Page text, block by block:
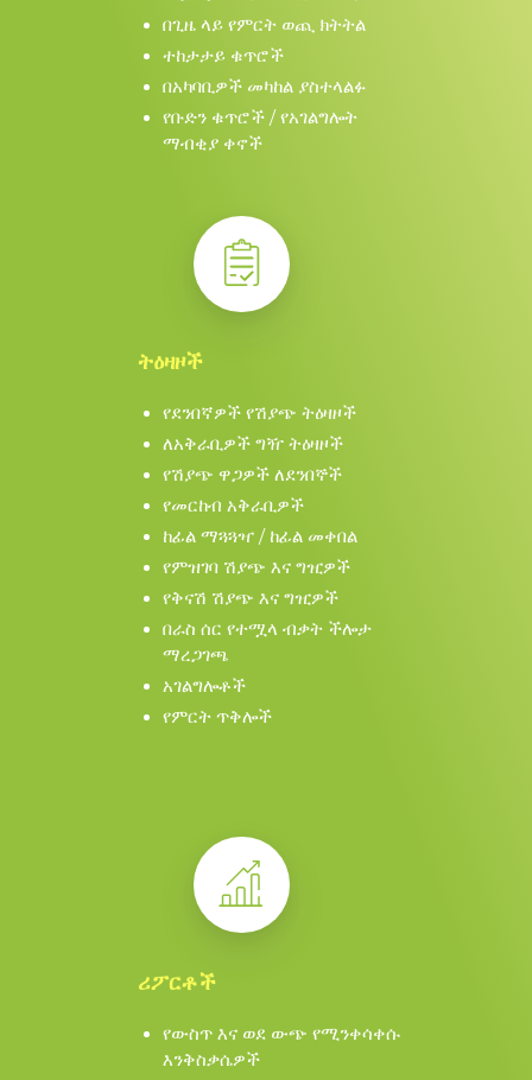
በጊዜ ላይ የምርት ወጪ ክትትል
ተከታታይ ቁጥሮች
በአካባቢዎች መካከል ያስተላልፉ
የቡድን ቁጥሮች / የአገልግሎት
ማብቂያ ቀኖች
ትዕዛዞች
የደንበኛዎች የሽያጭ ትዕዛዞች
ለአቅራቢዎች ግዥ ትዕዛዞች
የሽያጭ ዋጋዎች ለደንበኞች
የመርከብ አቅራቢዎች
ከፊል ማጓጓዣ / ከፊል መቀበል
የምዝገባ ሽያጭ እና ግዢዎች
የቅናሽ ሽያጭ እና ግዢዎች
በራስ ሰር የተሟላ ብቃት ችሎታ
ማረጋገጫ
አገልግሎቶች
የምርት ጥቅሎች
ሪፖርቶች
የውስጥ እና ወደ ውጭ የሚንቀሳቀሱ
እንቅስቃሴዎች